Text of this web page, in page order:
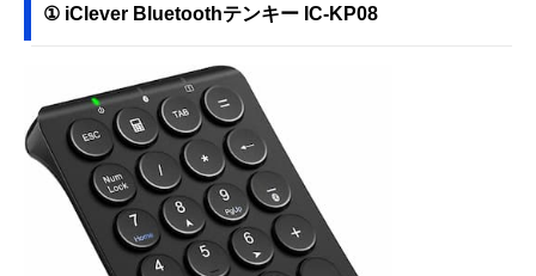
① iClever Bluetoothテンキー IC-KP08